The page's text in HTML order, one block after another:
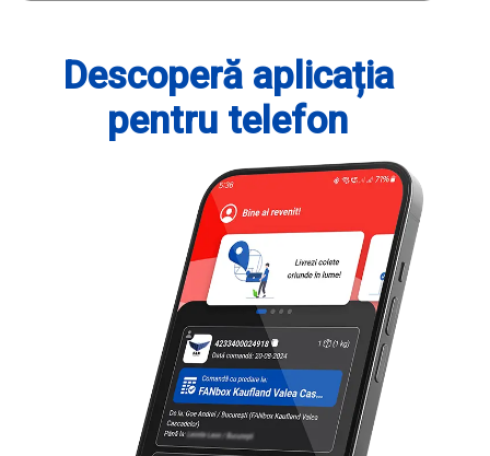
Descoperă aplicația
pentru telefon